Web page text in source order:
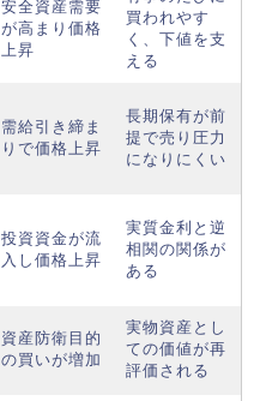
安全資産需要
が高まり価格
上昇
買われやす
く、下値を支
える
需給引き締ま
りで価格上昇
長期保有が前
提で売り圧力
になりにくい
投資資金が流
入し価格上昇
実質金利と逆
相関の関係が
ある
資産防衛目的
の買いが増加
実物資産とし
ての価値が再
評価される